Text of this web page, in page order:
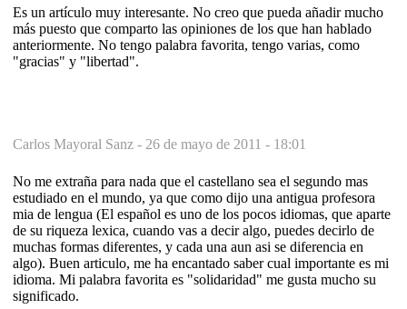
Es un artículo muy interesante. No creo que pueda añadir mucho
más puesto que comparto las opiniones de los que han hablado
anteriormente. No tengo palabra favorita, tengo varias, como
"gracias" y "libertad".
Carlos Mayoral Sanz - 26 de mayo de 2011 - 18:01
No me extraña para nada que el castellano sea el segundo mas
estudiado en el mundo, ya que como dijo una antigua profesora
mia de lengua (El español es uno de los pocos idiomas, que aparte
de su riqueza lexica, cuando vas a decir algo, puedes decirlo de
muchas formas diferentes, y cada una aun asi se diferencia en
algo). Buen articulo, me ha encantado saber cual importante es mi
idioma. Mi palabra favorita es "solidaridad" me gusta mucho su
significado.